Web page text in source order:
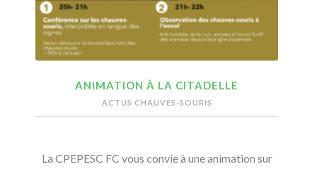
ANIMATION À LA CITADELLE
ACTUS CHAUVES-SOURIS
La CPEPESC FC vous convie à une animation sur